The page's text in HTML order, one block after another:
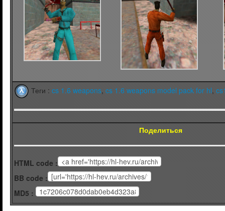
Теги : cs 1.6 weapons, cs 1.6 weapons model pack for hl,
Поделиться
HTML code :
BB code :
MD5 :